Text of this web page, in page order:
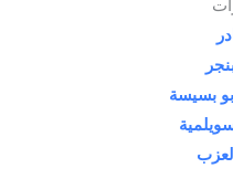
بسيسة